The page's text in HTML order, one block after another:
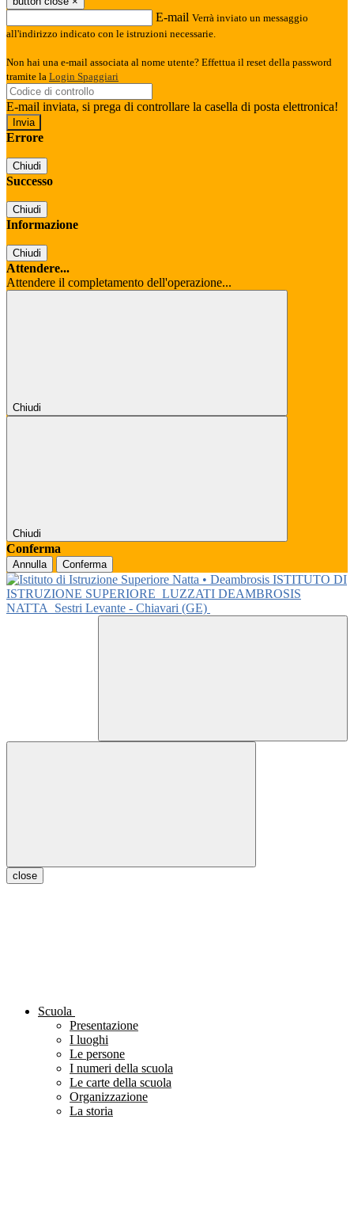
E-mail Verrà inviato un messaggio
all'indirizzo indicato con le istruzioni necessarie.
Non hai una e-mail associata al nome utente? Effettua il reset della password
tramite la Login Spaggiari
E-mail inviata, si prega di controllare la casella di posta elettronica!
Errore
Chiudi
Successo
Chiudi
Informazione
Chiudi
Attendere...
Attendere il completamento dell'operazione...
Chiudi
Chiudi
Conferma
Annulla Conferma
ISTITUTO DI
ISTRUZIONE SUPERIORE LUZZATI DEAMBROSIS
NATTA
Sestri Levante - Chiavari (GE)
close
Scuola
Presentazione
I luoghi
Le persone
I numeri della scuola
Le carte della scuola
Organizzazione
La storia